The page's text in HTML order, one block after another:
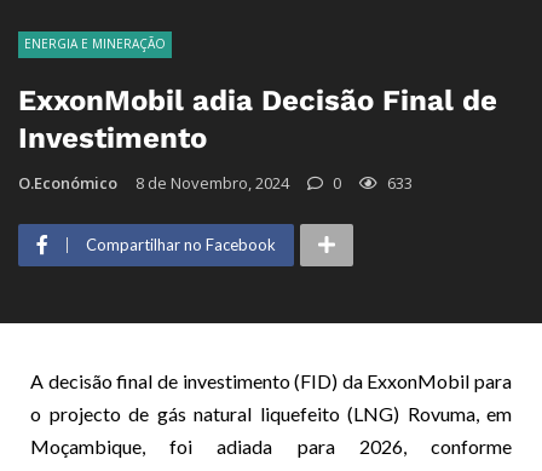
ENERGIA E MINERAÇÃO
ExxonMobil adia Decisão Final de
Investimento
O.Económico 8 de Novembro, 2024 0 633
Compartilhar no Facebook
A decisão final de investimento (FID) da ExxonMobil para
o projecto de gás natural liquefeito (LNG) Rovuma, em
Moçambique, foi adiada para 2026, conforme